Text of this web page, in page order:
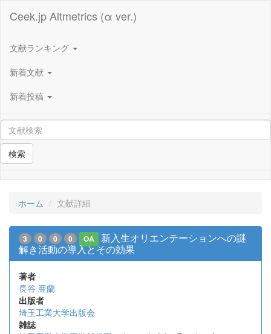
Ceek.jp Altmetrics (α ver.)
文献ランキング
新着文献
新着投稿
検索
ホーム 文献詳細
3 0 0 0 OA
新入生オリエンテーションへの謎
解き活動の導入とその効果
著者
長谷 亜蘭
出版者
埼玉工業大学出版会
雑誌